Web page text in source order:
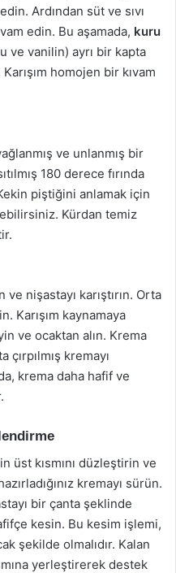
Ardından süt ve sıvı
edin. Bu aşamada, kuru
ve vanilin) ayrı bir kapta
Karışım homojen bir kıvam
ve unlanmış bir
180 derece fırında
piştiğini anlamak için
Kürdan temiz
nişastayı karıştırın. Orta
Karışım kaynamaya
ve ocaktan alın. Krema
kremayı
krema daha hafif ve
üst kısmını düzleştirin ve
kremayı sürün.
bir çanta şeklinde
kesin. Bu kesim işlemi,
şekilde olmalıdır. Kalan
yerleştirerek destek